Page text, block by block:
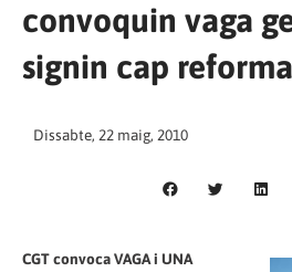
convoquin vaga
signin cap
Dissabte, 22 maig, 2010
CGT convoca VAGA i UNA